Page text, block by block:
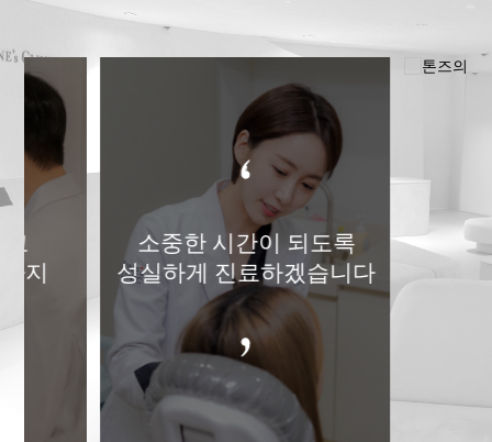
지
소중한 시간이 되도록
성실하게 진료하겠습니다